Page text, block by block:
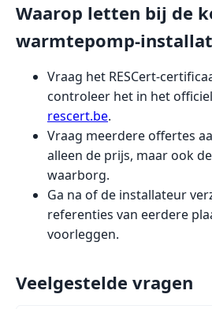
Waarop letten bij de
warmtepomp-
Vraag het RESCert-
controleer het in het
rescert.be.
Vraag meerdere offertes
alleen de prijs, maar ook
waarborg.
Ga na of de installateur
referenties van eerdere
voorleggen.
Veelgestelde vragen